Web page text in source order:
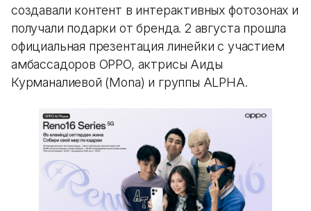
создавали контент в интерактивных фотозонах и
получали подарки от бренда. 2 августа прошла
официальная презентация линейки с участием
амбассадоров OPPO, актрисы Аиды
Курманалиевой (Mona) и группы ALPHA.